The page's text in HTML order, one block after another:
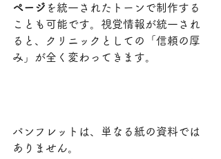
ページ を統一されたトーンで制作する
ことも可能です。視覚情報が統一され
ると、クリニックとしての「信頼の厚
み」が全く変わってきます。
パンフレットは、単なる紙の資料では
ありません。